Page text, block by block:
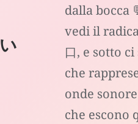
dalla bocca
vedi il
口, e sotto
che
onde
che escono